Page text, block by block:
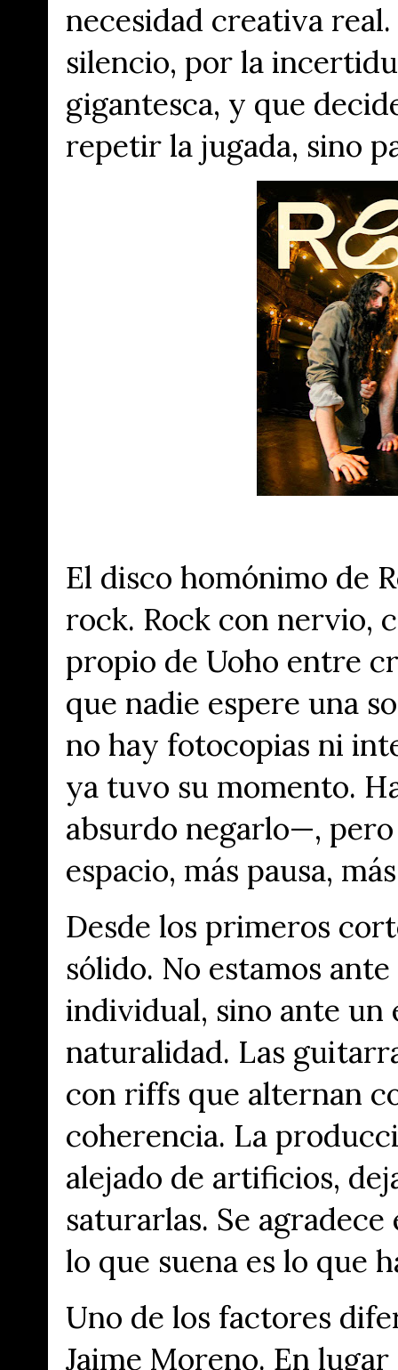
necesidad creativa
silencio, por la
gigantesca, y que
repetir la jugada, sino
El disco homónimo de
rock. Rock con nervio,
propio de Uoho entre
que nadie espere una
no hay fotocopias ni
ya tuvo su momento.
absurdo negarlo—,
espacio, más pausa,
Desde los primeros
sólido. No estamos
individual, sino ante un
naturalidad. Las
con riffs que alternan
coherencia. La
alejado de artificios,
saturarlas. Se
lo que suena es lo que
Uno de los factores
Jaime Moreno. En